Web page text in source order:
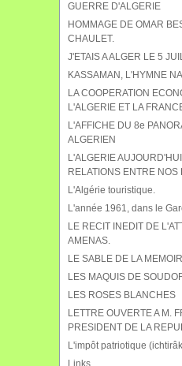
GUERRE D'ALGERIE
HOMMAGE DE OMAR
CHAULET.
J'ETAIS A ALGER LE 5
KASSAMAN, L'HYMNE
LA COOPERATION
L'ALGERIE ET LA
L'AFFICHE DU 8e
ALGERIEN
L'ALGERIE
RELATIONS ENTRE NOS
L'Algérie touristique.
L'année 1961, dans le
LE RECIT INEDIT DE
AMENAS.
LE SABLE DE LA
LES MAQUIS DE
LES ROSES BLANCHES
LETTRE OUVERTE A M.
PRESIDENT DE LA
L'impôt patriotique
Links